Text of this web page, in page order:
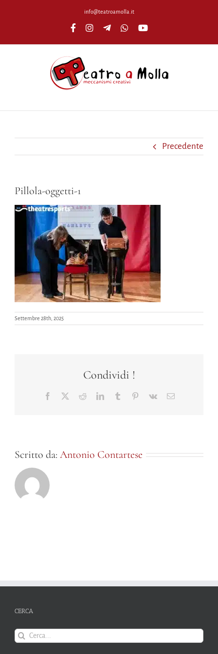
info@teatroamolla.it
FacebookInstagramTelegramWhatsAppYouTube
Precedente
Pillola-oggetti-1
Settembre 28th, 2025
Condividi !
Facebook RedditLinkedInTumblr Pinterest
Vk Email
Scritto da: Antonio Contartese
CERCA
Cerca
per: